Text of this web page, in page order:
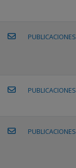
PUBLICACIONES
PUBLICACIONES
PUBLICACIONES